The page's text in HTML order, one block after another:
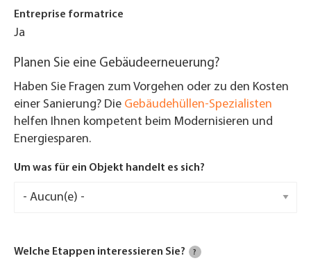
Entreprise formatrice
Ja
Planen Sie eine Gebäudeerneuerung?
Haben Sie Fragen zum Vorgehen oder zu den Kosten
einer Sanierung? Die Gebäudehüllen-Spezialisten
helfen Ihnen kompetent beim Modernisieren und
Energiesparen.
Um was für ein Objekt handelt es sich?
Welche Etappen interessieren Sie? ?